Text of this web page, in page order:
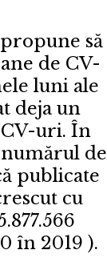
să
de CV-
luni ale
deja un
uri. În
de
publicate
cu
în 2019 ).